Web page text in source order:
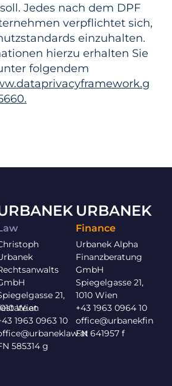
Jedes nach dem DPF
verpflichtet sich,
einzuhalten.
hierzu erhalten Sie
folgendem
21,
Wien
1963 0963 10
585314 g
URBANEK
Finance
Urbanek Alpha
Finanzberatung
GmbH
Spiegelgasse 21,
1010 Wien
+43 1963 0964 10
FN 641957 f